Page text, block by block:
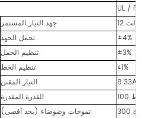
جهد التيار المستمر
12 فولت
تحمل الجهد
±4%
تنظيم الحمل
±3%
تنظيم الخط
≤1%
التيار المقنن
8.33A
القدرة المقدرة
واط
تموجات وضوضاء (بحد أقصى)